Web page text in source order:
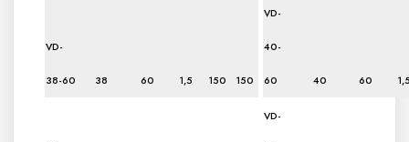
VD-
38-60 38 60 1,5 150 150
VD-
40-
60 40 60
VD-